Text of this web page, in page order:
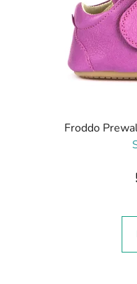
Froddo